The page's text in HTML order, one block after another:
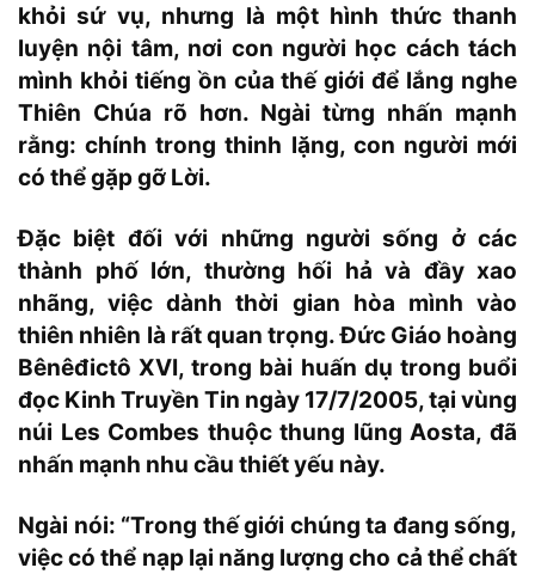
khỏi sứ vụ, nhưng là một hình thức thanh
luyện nội tâm, nơi con người học cách tách
mình khỏi tiếng ồn của thế giới để lắng nghe
Thiên Chúa rõ hơn. Ngài từng nhấn mạnh
rằng: chính trong thinh lặng, con người mới
có thể gặp gỡ Lời.
Đặc biệt đối với những người sống ở các
thành phố lớn, thường hối hả và đầy xao
nhãng, việc dành thời gian hòa mình vào
thiên nhiên là rất quan trọng. Đức Giáo hoàng
Bênêđictô XVI, trong bài huấn dụ trong buổi
đọc Kinh Truyền Tin ngày 17/7/2005, tại vùng
núi Les Combes thuộc thung lũng Aosta, đã
nhấn mạnh nhu cầu thiết yếu này.
Ngài nói: “Trong thế giới chúng ta đang sống,
việc có thể nạp lại năng lượng cho cả thể chất